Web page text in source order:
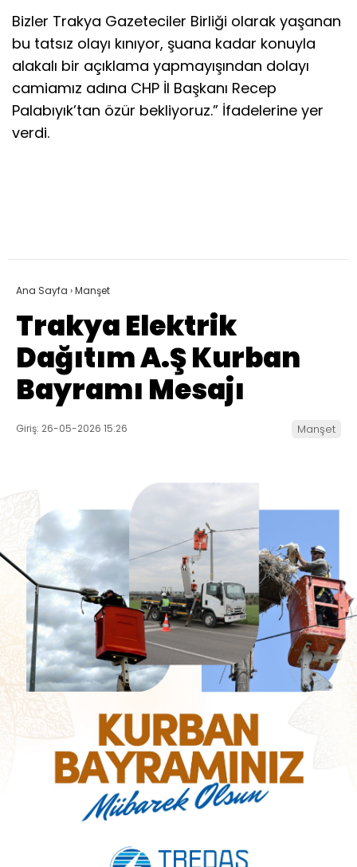
Bizler Trakya Gazeteciler Birliği olarak yaşanan
bu tatsız olayı kınıyor, şuana kadar konuyla
alakalı bir açıklama yapmayışından dolayı
camiamız adına CHP İl Başkanı Recep
Palabıyık’tan özür bekliyoruz.” İfadelerine yer
verdi.
Ana Sayfa ›Manşet
Trakya Elektrik
Dağıtım A.Ş Kurban
Bayramı Mesajı
Giriş: 26-05-2026 15:26 Manşet